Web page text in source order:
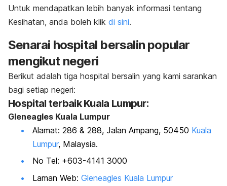
Untuk mendapatkan lebih banyak informasi tentang
Kesihatan, anda boleh klik di sini.
Senarai hospital bersalin popular
mengikut negeri
Berikut adalah tiga hospital bersalin yang kami sarankan
bagi setiap negeri:
Hospital terbaik Kuala Lumpur:
Gleneagles Kuala Lumpur
Alamat: 286 & 288, Jalan Ampang, 50450 Kuala
Lumpur, Malaysia.
No Tel: +603-4141 3000
Laman Web: Gleneagles Kuala Lumpur